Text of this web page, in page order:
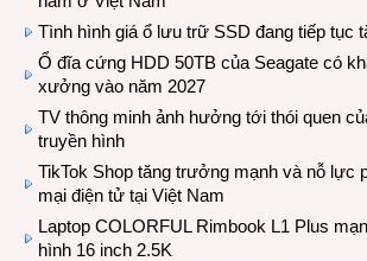
Tình hình giá ổ lưu trữ SSD đang tiếp tục
Ổ đĩa cứng HDD 50TB của Seagate có
xưởng vào năm 2027
TV thông minh ảnh hưởng tới thói quen
truyền hình
TikTok Shop tăng trưởng mạnh và nỗ lực
mại điện tử tại Việt Nam
Laptop COLORFUL Rimbook L1 Plus
hình 16 inch 2.5K